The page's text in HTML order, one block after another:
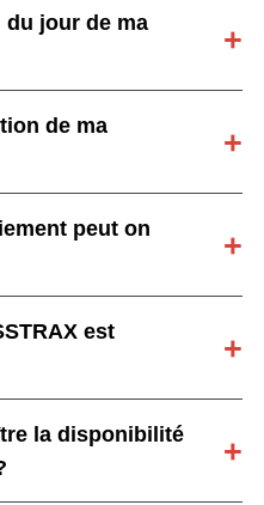
du jour de ma
de ma
peut on
est
la disponibilité